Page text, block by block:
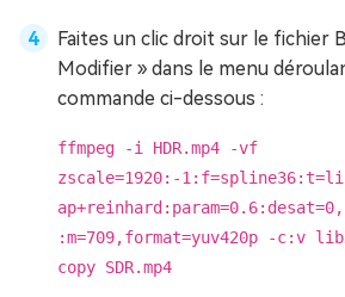
Faites un clic droit sur le fichier
Modifier » dans le menu
commande ci-dessous :
ffmpeg -i HDR.mp4 -vf
zscale=1920:-
:m=709,format=yuv420p -c:v
copy SDR.mp4